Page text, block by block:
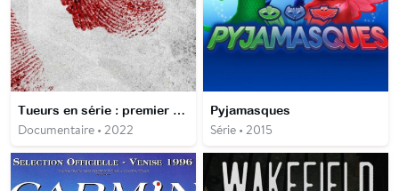
Tueurs en série : premier sang
Documentaire • 2022
Pyjamasques
Série • 2015